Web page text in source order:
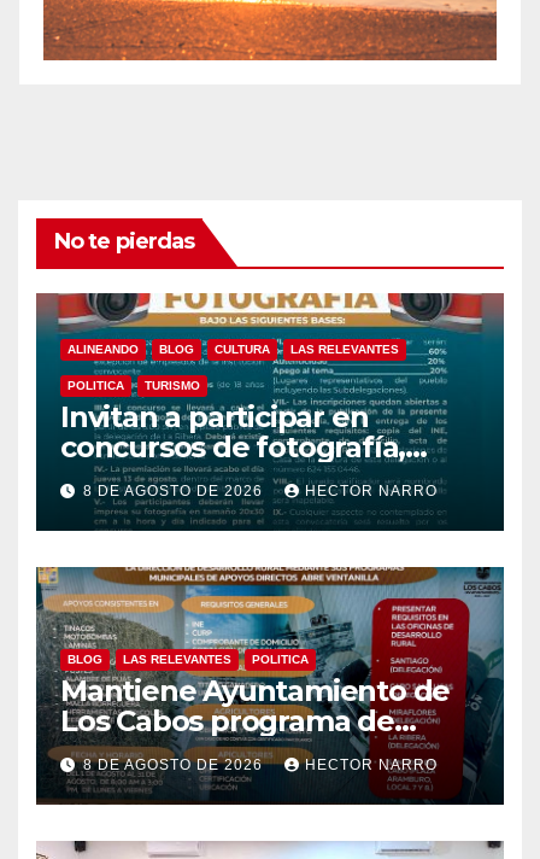
No te pierdas
ALINEANDO BLOG CULTURA LAS RELEVANTES
POLITICA TURISMO
Invitan a participar en
concursos de fotografía,
canto y pintura de las Fiestas
Tradicionales La Ribera 2026
8 DE AGOSTO DE 2026 HECTOR NARRO
BLOG LAS RELEVANTES POLITICA
Mantiene Ayuntamiento de
Los Cabos programa de
apoyos para agricultores,
ganaderos y apicultores
8 DE AGOSTO DE 2026 HECTOR NARRO